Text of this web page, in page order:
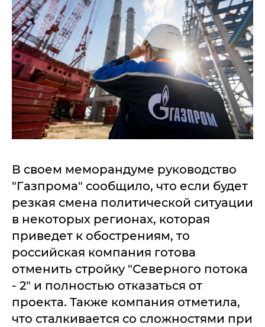
В своем меморандуме руководство
"Газпрома" сообщило, что если будет
резкая смена политической ситуации
в некоторых регионах, которая
приведет к обострениям, то
российская компания готова
отменить стройку "Северного потока
- 2" и полностью отказаться от
проекта. Также компания отметила,
что сталкивается со сложностями при